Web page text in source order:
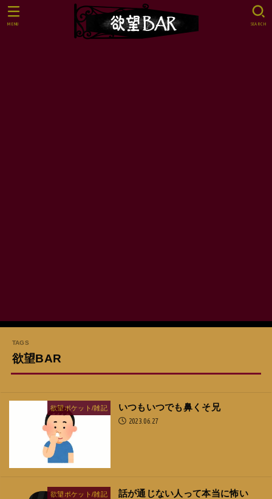
SEARCH
MENU
欲望BAR
欲望ポケット/雑記 いつもいつでも鼻くそ兄
2023.06.27
欲望ポケット/雑記
話が通じない人って本当に怖い